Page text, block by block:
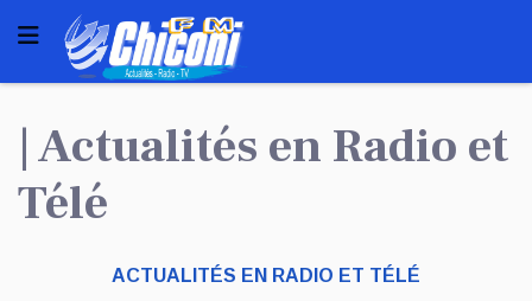
| Actualités en Radio et
Télé
ACTUALITÉS EN RADIO ET TÉLÉ